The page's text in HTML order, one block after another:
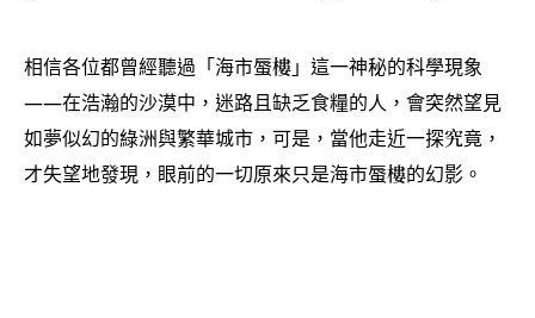
相信各位都曾經聽過「海市蜃樓」這一神秘的科學現象
——在浩瀚的沙漠中 ， 迷路且缺乏食糧的人 ， 會突然望見
如夢似幻的綠洲與繁華城市 ， 可是 ， 當他走近一探究竟 ，
才失望地發現 ， 眼前的一切原來只是海市蜃樓的幻影。